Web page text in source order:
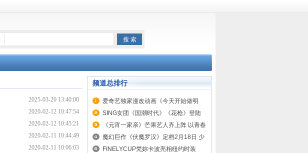
2025-03-20 13:40:00
2020-02-12 10:47:54
2020-02-12 10:45:21
2020-02-11 10:44:49
2020-02-11 10:06:03
频道总排行
爱奇艺独家漫改动画《今天开始做明
星》持续热播 同名漫画人气值破百亿
SING女团《国潮时代》《花枪》登陆
央视音乐频道
《元宵一家亲》芒果艺人齐上阵 以青春
力量诠释抗疫情怀
魔幻巨作《伏魔罗汉》定档2月18日 少
年玄奘江流儿热血归来
FINELYCUP梵妳卡波亮相纽约时装